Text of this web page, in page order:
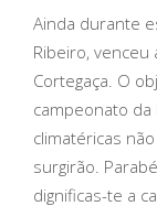
Ainda durante
Ribeiro, venceu
Cortegaça. O
campeonato da
climatéricas
surgirão.
dignificas-te a